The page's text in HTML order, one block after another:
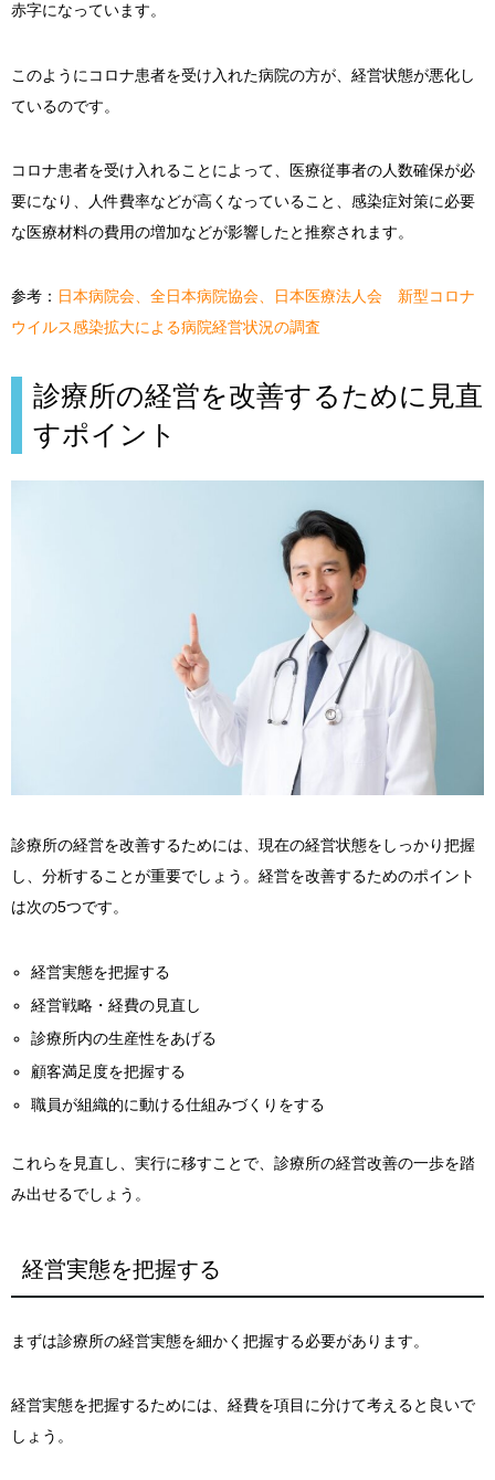
赤字になっています。
このようにコロナ患者を受け入れた病院の方が、経営状態が悪化し
ているのです。
コロナ患者を受け入れることによって、医療従事者の人数確保が必
要になり、人件費率などが高くなっていること、感染症対策に必要
な医療材料の費用の増加などが影響したと推察されます。
参考： 日本病院会、全日本病院協会、日本医療法人会 新型コロナ
ウイルス感染拡大による病院経営状況の調査
診療所の経営を改善するために見直
すポイント
診療所の経営を改善するためには、現在の経営状態をしっかり把握
し、分析することが重要でしょう。経営を改善するためのポイント
は次の5つです。
経営実態を把握する
経営戦略・経費の見直し
診療所内の生産性をあげる
顧客満足度を把握する
職員が組織的に動ける仕組みづくりをする
これらを見直し、実行に移すことで、診療所の経営改善の一歩を踏
み出せるでしょう。
経営実態を把握する
まずは診療所の経営実態を細かく把握する必要があります。
経営実態を把握するためには、経費を項目に分けて考えると良いで
しょう。